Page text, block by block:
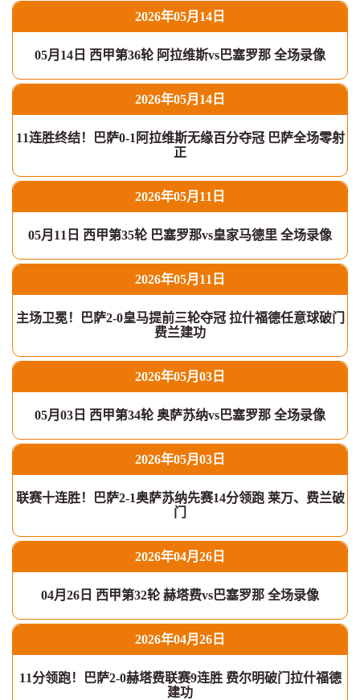
2026年05月14日
05月14日 西甲第36轮 阿拉维斯vs巴塞罗那 全场录像
2026年05月14日
11连胜终结！巴萨0-1阿拉维斯无缘百分夺冠 巴萨全场零射
正
2026年05月11日
05月11日 西甲第35轮 巴塞罗那vs皇家马德里 全场录像
2026年05月11日
主场卫冕！巴萨2-0皇马提前三轮夺冠 拉什福德任意球破门
费兰建功
2026年05月03日
05月03日 西甲第34轮 奥萨苏纳vs巴塞罗那 全场录像
2026年05月03日
联赛十连胜！巴萨2-1奥萨苏纳先赛14分领跑 莱万、费兰破
门
2026年04月26日
04月26日 西甲第32轮 赫塔费vs巴塞罗那 全场录像
2026年04月26日
11分领跑！巴萨2-0赫塔费联赛9连胜 费尔明破门拉什福德
建功